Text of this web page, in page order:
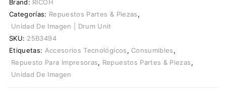
Brand: RICOH
Categorías: Repuestos Partes & Piezas,
Unidad De Imagen | Drum Unit
SKU: 25B3494
Etiquetas: Accesorios Tecnológicos, Consumibles,
Repuesto Para Impresoras, Repuestos Partes & Piezas,
Unidad De Imagen